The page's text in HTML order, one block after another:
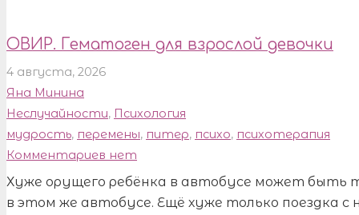
ОВИР. Гематоген для взрослой девочки
4 августа, 2026
Яна Минина
Неслучайности, Психология
мудрость, перемены, питер, психо, психотерапия
Комментариев нет
Хуже орущего ребёнка в автобусе может быть
в этом же автобусе. Ещё хуже только поездка